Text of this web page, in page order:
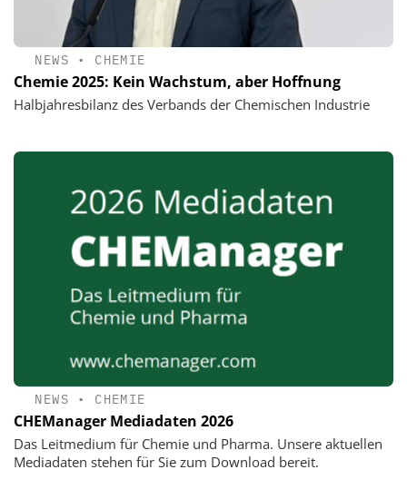
NEWS • CHEMIE
Chemie 2025: Kein Wachstum, aber Hoffnung
Halbjahresbilanz des Verbands der Chemischen Industrie
NEWS • CHEMIE
CHEManager Mediadaten 2026
Das Leitmedium für Chemie und Pharma. Unsere aktuellen
Mediadaten stehen für Sie zum Download bereit.